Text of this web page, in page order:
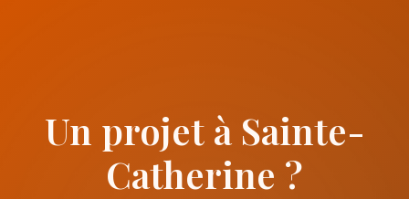
Un projet à Sainte-
Catherine ?